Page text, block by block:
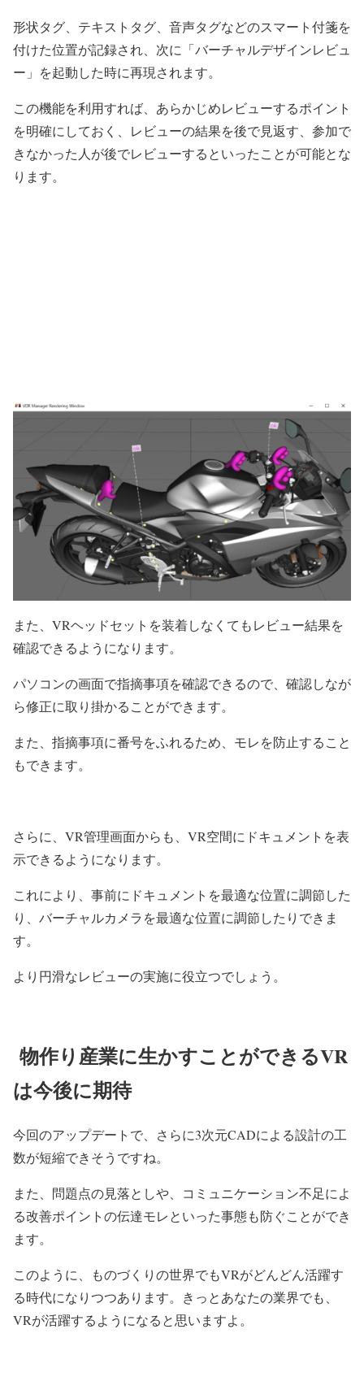
形状タグ、テキストタグ、音声タグなどのスマート付箋を
付けた位置が記録され、次に「バーチャルデザインレビュ
ー」を起動した時に再現されます。
この機能を利用すれば、あらかじめレビューするポイント
を明確にしておく、レビューの結果を後で見返す、参加で
きなかった人が後でレビューするといったことが可能とな
ります。
また、 VRヘッドセットを装着しなくてもレビュー結果を
確認できるようになります。
パソコンの画面で指摘事項を確認できるので、確認しなが
ら修正に取り掛かることができます。
また、指摘事項に番号をふれるため、モレを防止すること
もできます。
さらに、 VR管理画面からも、 VR空間にドキュメントを表
示できるようになります。
これにより、事前にドキュメントを最適な位置に調節した
り、バーチャルカメラを最適な位置に調節したりできま
す。
より円滑なレビューの実施に役立つでしょう。
物作り産業に生かすことができるVR
は今後に期待
今回のアップデートで、さらに3次元CADによる設計の工
数が短縮できそうですね。
また、問題点の見落としや、コミュニケーション不足によ
る改善ポイントの伝達モレといった事態も防ぐことができ
ます。
このように、ものづくりの世界でもVRがどんどん活躍す
る時代になりつつあります。きっとあなたの業界でも、
VRが活躍するようになると思いますよ。